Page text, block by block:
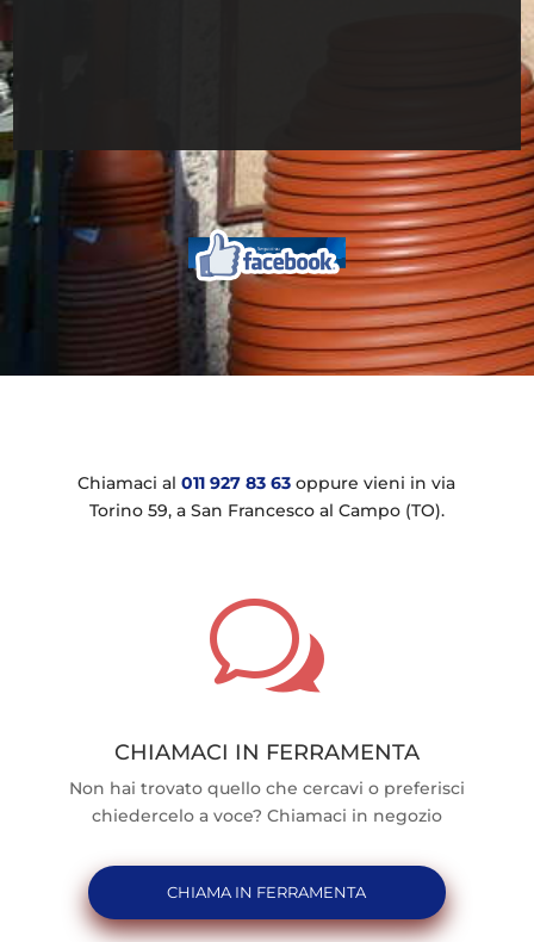
Chiamaci al011 927 83 63 oppure vieni in via
Torino 59, a San Francesco al Campo (TO).
w
CHIAMACI IN FERRAMENTA
Non hai trovato quello che cercavi o preferisci
chiedercelo a voce? Chiamaci in negozio
CHIAMA IN FERRAMENTA